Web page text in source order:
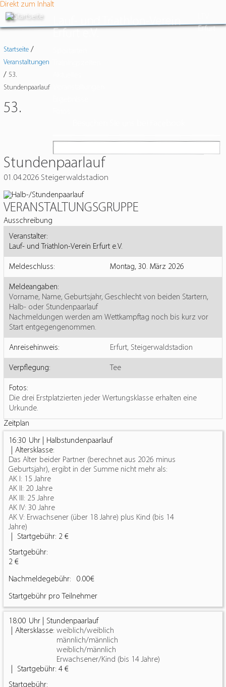
Direkt zum Inhalt
Lauf- und Triathlon-Verein
Erfurt e.V.
Erfurt
Startseite/
Veranstaltungen
/ 53.
Stundenpaarlauf
53.
Stundenpaarlauf
01.04.2026Steigerwaldstadion
VERANSTALTUNGSGRUPPE
Ausschreibung
Veranstalter:
Lauf- und Triathlon-Verein Erfurt e.V.
Meldeschluss: Montag, 30. März 2026
Meldeangaben:
Vorname, Name, Geburtsjahr, Geschlecht von beiden Startern,
Halb- oder Stundenpaarlauf
Nachmeldungen werden am Wettkampftag noch bis kurz vor
Start entgegengenommen.
Anreisehinweis: Erfurt, Steigerwaldstadion
Verpflegung: Tee
Fotos:
Die drei Erstplatzierten jeder Wertungsklasse erhalten eine
Urkunde.
Zeitplan
16:30
Halbstundenpaarlauf
Altersklasse:
Das Alter beider Partner (berechnet aus 2026 minus
Geburtsjahr), ergibt in der Summe nicht mehr als:
AK I: 15 Jahre
AK II: 20 Jahre
AK III: 25 Jahre
AK IV: 30 Jahre
AK V: Erwachsener (über 18 Jahre) plus Kind (bis 14
Jahre)
Startgebühr: 2 €
Startgebühr:
2 €
Nachmeldegebühr: 0.00€
Startgebühr pro Teilnehmer
18:00
Stundenpaarlauf
Altersklasse: weiblich/weiblich
männlich/männlich
weiblich/männlich
Erwachsener/Kind (bis 14 Jahre)
Startgebühr: 4 €
Startgebühr: